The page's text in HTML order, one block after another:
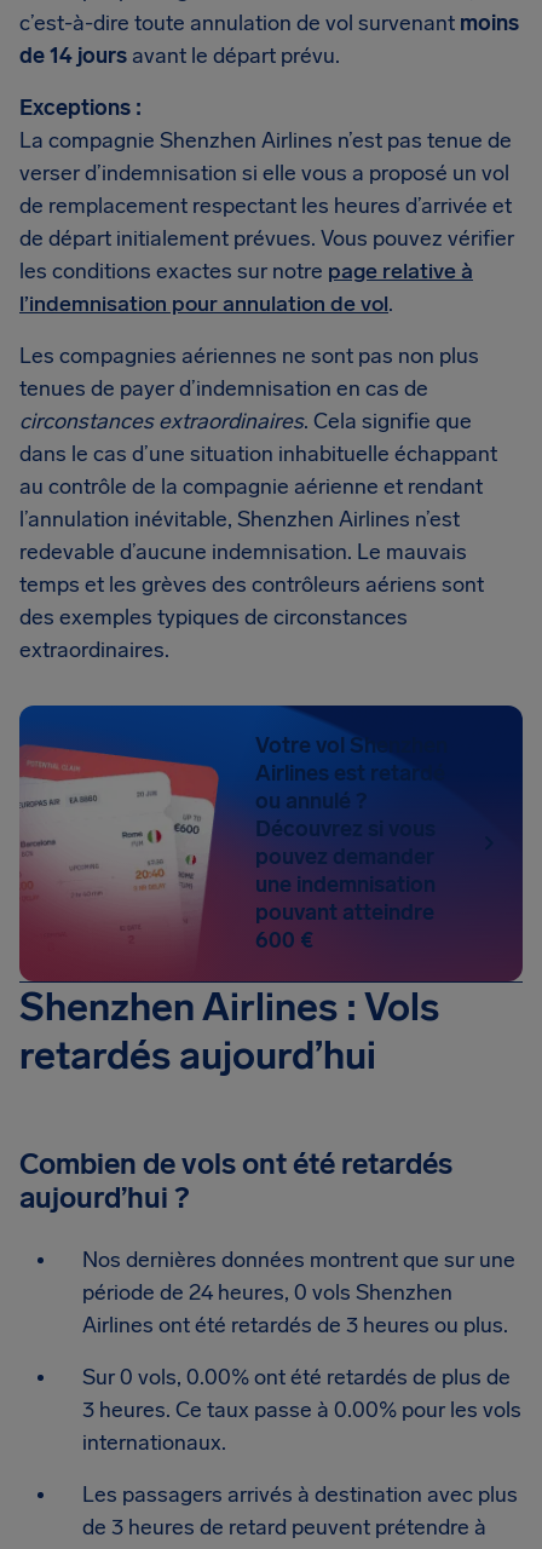
c’est-à-dire toute annulation de vol survenant moins
de 14 jours avant le départ prévu.
Exceptions :
La compagnie Shenzhen Airlines n’est pas tenue de
verser d’indemnisation si elle vous a proposé un vol
de remplacement respectant les heures d’arrivée et
de départ initialement prévues. Vous pouvez vérifier
les conditions exactes sur notre page relative à
l’indemnisation pour annulation de vol.
Les compagnies aériennes ne sont pas non plus
tenues de payer d’indemnisation en cas de
circonstances extraordinaires. Cela signifie que
dans le cas d’une situation inhabituelle échappant
au contrôle de la compagnie aérienne et rendant
l’annulation inévitable, Shenzhen Airlines n’est
redevable d’aucune indemnisation. Le mauvais
temps et les grèves des contrôleurs aériens sont
des exemples typiques de circonstances
extraordinaires.
Votre vol Shenzhen
Airlines est retardé
ou annulé ?
Découvrez si vous
pouvez demander
une indemnisation
pouvant atteindre
600 €
Shenzhen Airlines : Vols
retardés aujourd’hui
Combien de vols ont été retardés
aujourd’hui ?
Nos dernières données montrent que sur une
période de 24 heures, 0 vols Shenzhen
Airlines ont été retardés de 3 heures ou plus.
Sur 0 vols, 0.00% ont été retardés de plus de
3 heures. Ce taux passe à 0.00% pour les vols
internationaux.
Les passagers arrivés à destination avec plus
de 3 heures de retard peuvent prétendre à